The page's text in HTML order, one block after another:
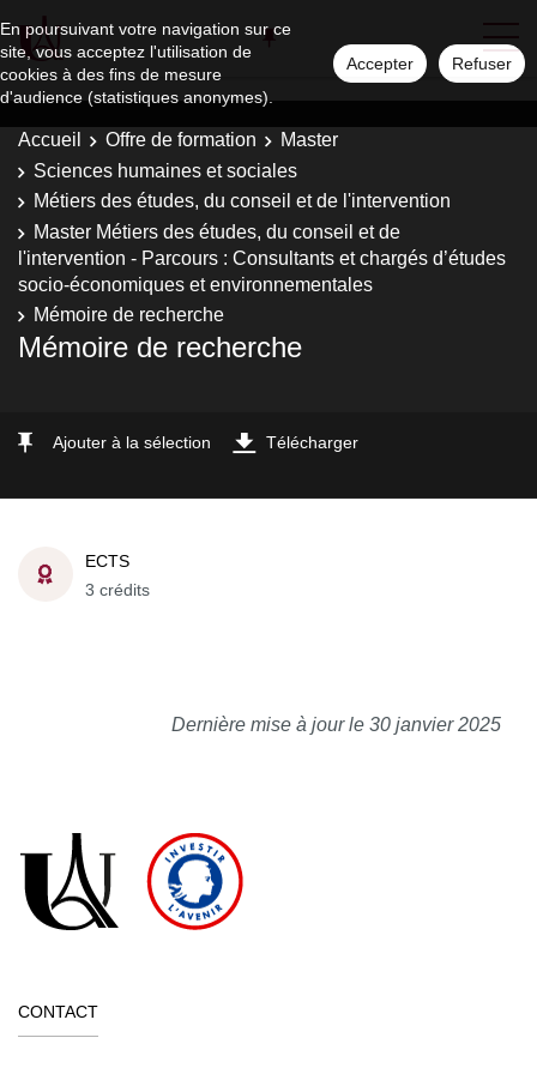
En poursuivant votre navigation sur ce
site, vous acceptez l'utilisation de
cookies à des fins de mesure
d'audience (statistiques anonymes).
Accepter Refuser
Accueil Offre de formation
Master
Sciences humaines et sociales
Métiers des études, du conseil et de l'intervention
Master Métiers des études, du conseil et de
l'intervention - Parcours : Consultants et chargés d’études
socio-économiques et environnementales
Mémoire de recherche
Mémoire de recherche
Ajouter à la sélection Télécharger
ECTS
3 crédits
Dernière mise à jour le 30 janvier 2025
CONTACT